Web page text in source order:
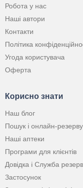
Робота у нас
Наші автори
Контакти
Політика
Угода користувача
Оферта
Корисно знати
Наш блог
Пошук і онлайн-
Наші аптеки
Програми для клієнтів
Довідка і Служба
Застосунок